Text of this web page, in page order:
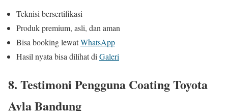
Teknisi bersertifikasi
Produk premium, asli, dan aman
Bisa booking lewatWhatsApp
Hasil nyata bisa dilihat di Galeri
8. Testimoni Pengguna Coating Toyota
Ayla Bandung